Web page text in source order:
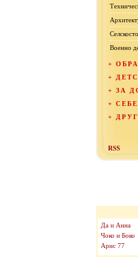
Военно
+
+
+ ЗА
+
+
RSS
Да и Анна
Чоко и Боко
Арис 77